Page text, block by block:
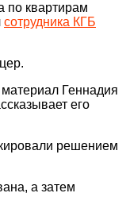
по квартирам
сотрудника КГБ
Геннадия
его
решением
а затем